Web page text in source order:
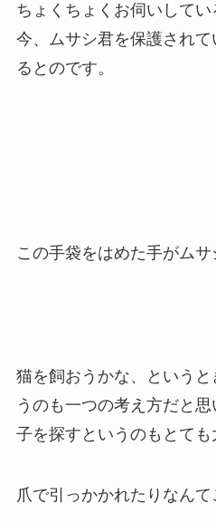
ちょくちょくお伺いしてい
今、ムサシ君を保護され
るとのです。
この手袋をはめた手がムサ
猫を飼おうかな、という
うのも一つの考え方だと
子を探すというのもとても
爪で引っかかれたりなんて